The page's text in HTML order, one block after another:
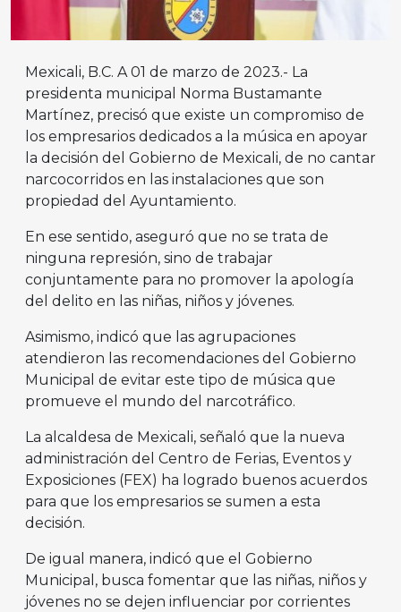
Mexicali, B.C. A 01 de marzo de 2023.- La
presidenta municipal Norma Bustamante
Martínez, precisó que existe un compromiso de
los empresarios dedicados a la música en apoyar
la decisión del Gobierno de Mexicali, de no cantar
narcocorridos en las instalaciones que son
propiedad del Ayuntamiento.
En ese sentido, aseguró que no se trata de
ninguna represión, sino de trabajar
conjuntamente para no promover la apología
del delito en las niñas, niños y jóvenes.
Asimismo, indicó que las agrupaciones
atendieron las recomendaciones del Gobierno
Municipal de evitar este tipo de música que
promueve el mundo del narcotráfico.
La alcaldesa de Mexicali, señaló que la nueva
administración del Centro de Ferias, Eventos y
Exposiciones (FEX) ha logrado buenos acuerdos
para que los empresarios se sumen a esta
decisión.
De igual manera, indicó que el Gobierno
Municipal, busca fomentar que las niñas, niños y
jóvenes no se dejen influenciar por corrientes